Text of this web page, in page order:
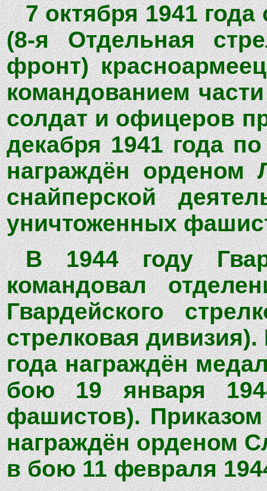
7 октября 1941
(8-я Отдельная
фронт)
командованием
солдат и офицеров
декабря 1941 года
награждён орденом
снайперской
уничтоженных
В 1944 году
командовал
Гвардейского
стрелковая
года награждён
бою 19 января
фашистов).
награждён орденом
в бою 11 февраля